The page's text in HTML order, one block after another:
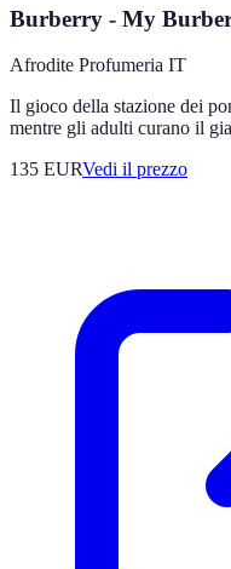
Burberry - My
Afrodite Profumeria IT
Il gioco della stazione dei
mentre gli adulti curano il
135 EURVedi il prezzo